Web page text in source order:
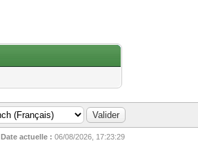
Date actuelle : 06/08/2026, 17:23:29